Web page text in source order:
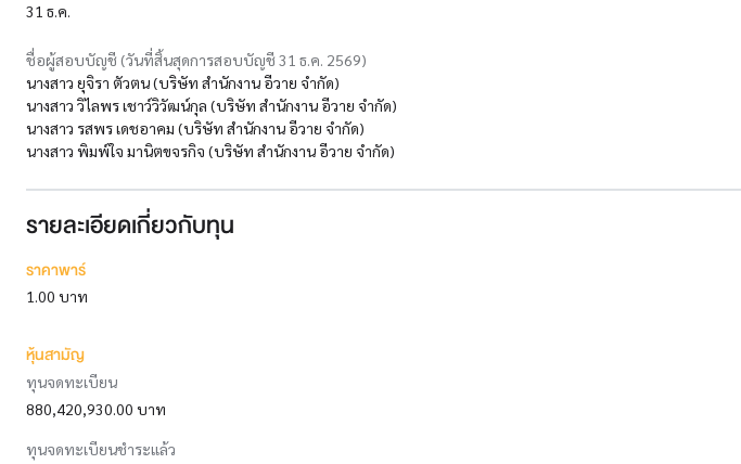
31 ธ.ค.
ชื่อผู้สอบบัญชี (วันที่สิ้นสุดการสอบบัญชี 31 ธ.ค. 2569)
นางสาว ยุจิรา ตัวตน (บริษัท สำนักงาน อีวาย จำกัด)
นางสาว วิไลพร เชาว์วิวัฒน์กุล (บริษัท สำนักงาน อีวาย จำกัด)
นางสาว รสพร เดชอาคม (บริษัท สำนักงาน อีวาย จำกัด)
นางสาว พิมพ์ใจ มานิตขจรกิจ (บริษัท สำนักงาน อีวาย จำกัด)
รายละเอียดเกี่ยวกับทุน
ราคาพาร์
1.00 บาท
หุ้นสามัญ
ทุนจดทะเบียน
880,420,930.00 บาท
ทุนจดทะเบียนชำระแล้ว